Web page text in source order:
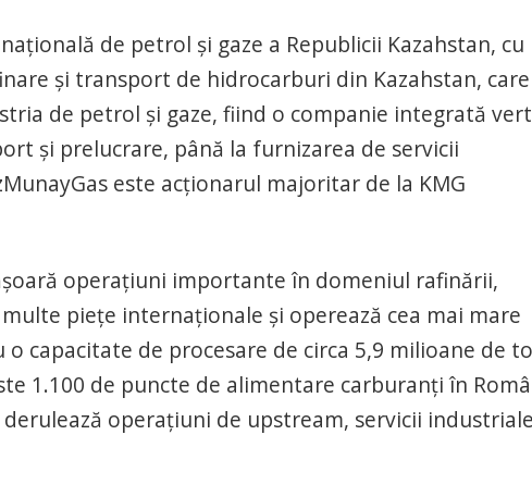
de petrol şi gaze a Republicii Kazahstan, cu
şi transport de hidrocarburi din Kazahstan, care
de petrol şi gaze, fiind o companie integrată
şi prelucrare, până la furnizarea de servicii
este acţionarul majoritar de la KMG
operaţiuni importante în domeniul rafinării,
pieţe internaţionale şi operează cea mai mare
capacitate de procesare de circa 5,9 milioane de
1.100 de puncte de alimentare carburanţi în
operaţiuni de upstream, servicii